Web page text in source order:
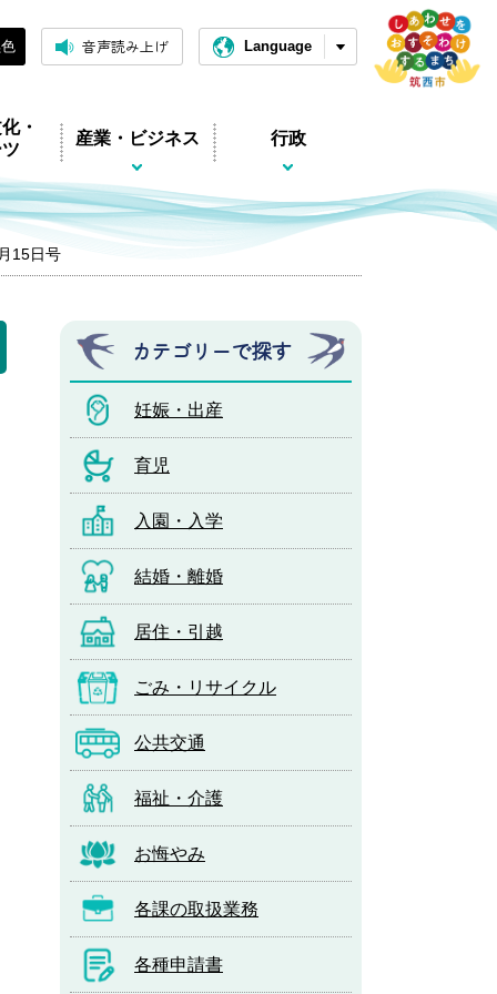
音声読み上げ Language
・
産業・ビジネス 行政
15日号
カテゴリーで探す
妊娠・出産
育児
入園・入学
結婚・離婚
居住・引越
ごみ・リサイクル
公共交通
福祉・介護
お悔やみ
各課の取扱業務
各種申請書